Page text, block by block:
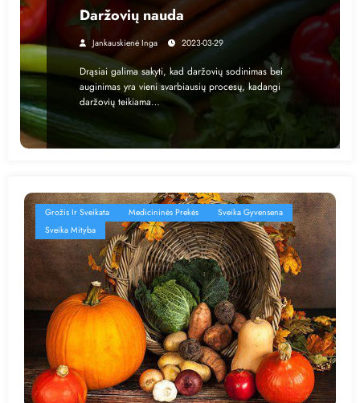
Daržovių nauda
Jankauskienė Inga 2023-03-29
Drąsiai galima sakyti, kad daržovių sodinimas bei
auginimas yra vieni svarbiausių procesų, kadangi
daržovių teikiama…
Grožis Ir Sveikata Medicininės Prekės
Sveika Gyvensena
Sveika Mityba